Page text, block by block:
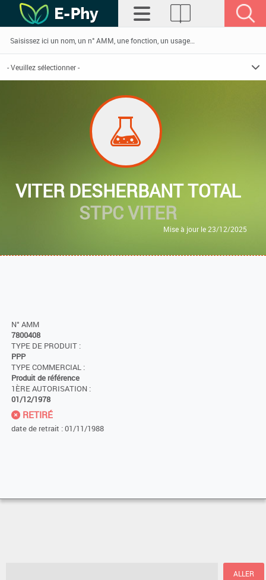
VITER DESHERBANT TOTAL
STPC VITER
Mise à jour le 23/12/2025
N° AMM
7800408
TYPE DE PRODUIT :
PPP
TYPE COMMERCIAL :
Produit de référence
1ÈRE AUTORISATION :
01/12/1978
RETIRÉ
date de retrait : 01/11/1988
ALLER